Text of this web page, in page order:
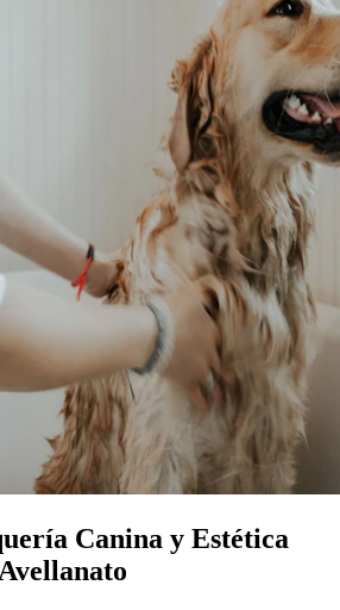
Canina y Estética